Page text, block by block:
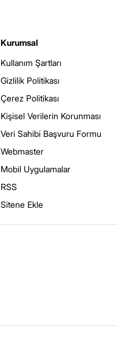
Kurumsal
Kullanım Şartları
Gizlilik Politikası
Çerez Politikası
Kişisel Verilerin Korunması
Veri Sahibi Başvuru Formu
Webmaster
Mobil Uygulamalar
RSS
Sitene Ekle